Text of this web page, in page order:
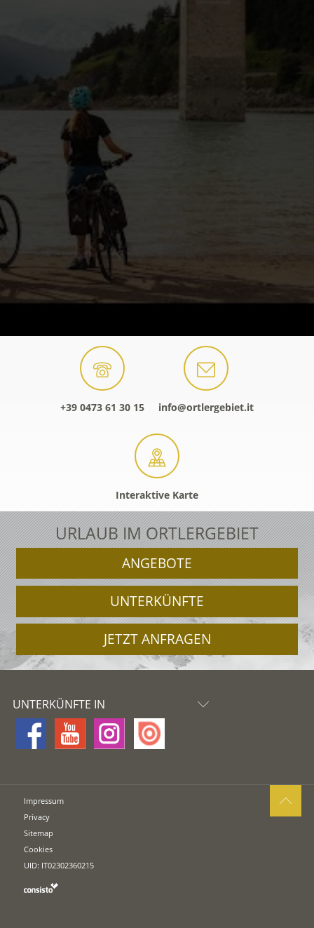
+39 0473 61 30 15 info@ortlergebiet.it
Interaktive Karte
URLAUB IM ORTLERGEBIET
ANGEBOTE
UNTERKÜNFTE
JETZT ANFRAGEN
UNTERKÜNFTE IN
Impressum
Privacy
Sitemap
Cookies
UID: IT02302360215